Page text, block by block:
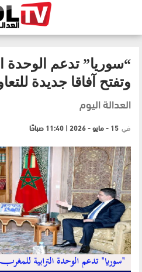
“سوريا” تدعم الوحدة
وتفتح آفاقا جديدة
العدالة اليوم
في 15 - مايو - 2026 | 11:40 صباحًا